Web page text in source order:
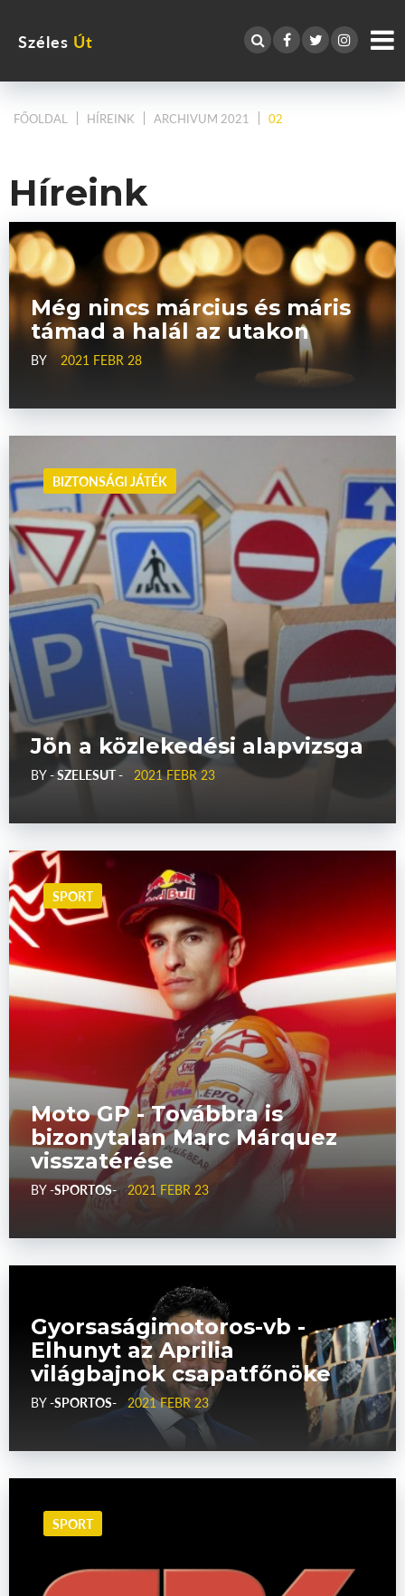
Széles Út
FŐOLDAL HÍREINK ARCHIVUM 2021 02
Híreink
Még nincs március és máris
támad a halál az utakon
BY 2021 FEBR 28
BIZTONSÁGI JÁTÉK
Jön a közlekedési alapvizsga
BY- SZELESUT - 2021 FEBR 23
SPORT
Moto GP - Továbbra is
bizonytalan Marc Márquez
visszatérése
BY-SPORTOS- 2021 FEBR 23
Gyorsaságimotoros-vb -
Elhunyt az Aprilia
világbajnok csapatfőnöke
BY-SPORTOS- 2021 FEBR 23
SPORT